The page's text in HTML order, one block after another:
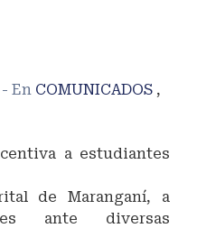
- En COMUNICADOS ,
a estudiantes
de Maranganí, a
ante diversas